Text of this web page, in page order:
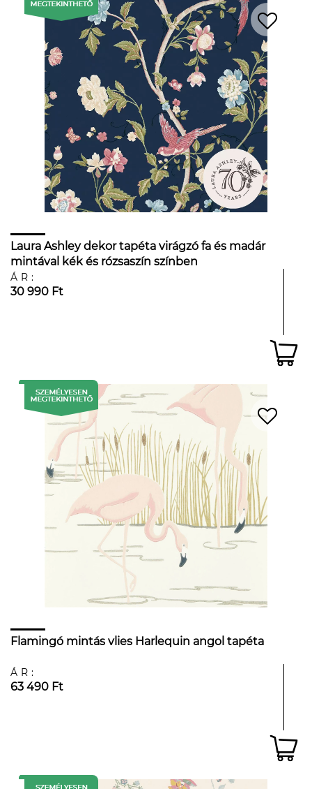
Laura Ashley dekor tapéta virágzó fa és madár
mintával kék és rózsaszín színben
ÁR:
30 990 Ft
Flamingó mintás vlies Harlequin angol tapéta
ÁR:
63 490 Ft